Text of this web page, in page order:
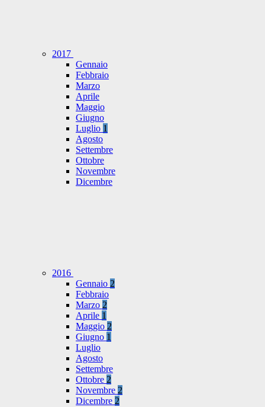
2017
Gennaio
Febbraio
Marzo
Aprile
Maggio
Giugno
Luglio 1
Agosto
Settembre
Ottobre
Novembre
Dicembre
2016
Gennaio 2
Febbraio
Marzo 2
Aprile 1
Maggio 2
Giugno 1
Luglio
Agosto
Settembre
Ottobre 2
Novembre 2
Dicembre 2